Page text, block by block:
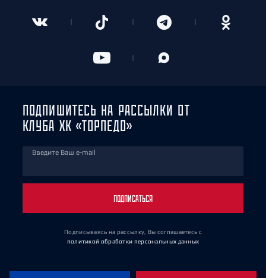
ПОДПИШИТЕСЬ НА РАССЫЛКИ ОТ
КЛУБА ХК «ТОРПЕДО»
Введите Ваш e-mail
ПОДПИСАТЬСЯ
Подписываясь на рассылку, Вы соглашаетесь с
политикой обработки персональных данных